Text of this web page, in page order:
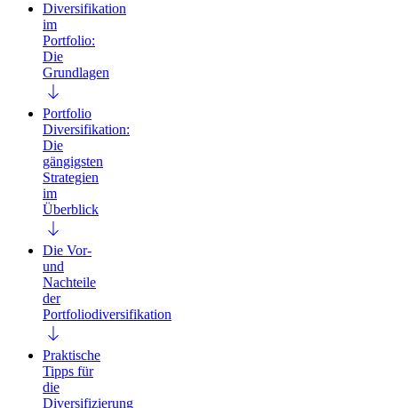
Diversifikation
im
Portfolio:
Die
Grundlagen
Portfolio
Diversifikation:
Die
gängigsten
Strategien
im
Überblick
Die Vor-
und
Nachteile
der
Portfoliodiversifikation
Praktische
Tipps für
die
Diversifizierung